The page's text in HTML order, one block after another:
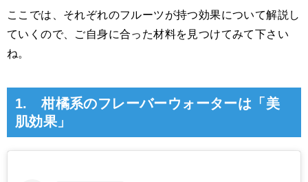
ここでは、それぞれのフルーツが持つ効果について解説し
ていくので、ご自身に合った材料を見つけてみて下さい
ね。
1. 柑橘系のフレーバーウォーターは「美
肌効果」